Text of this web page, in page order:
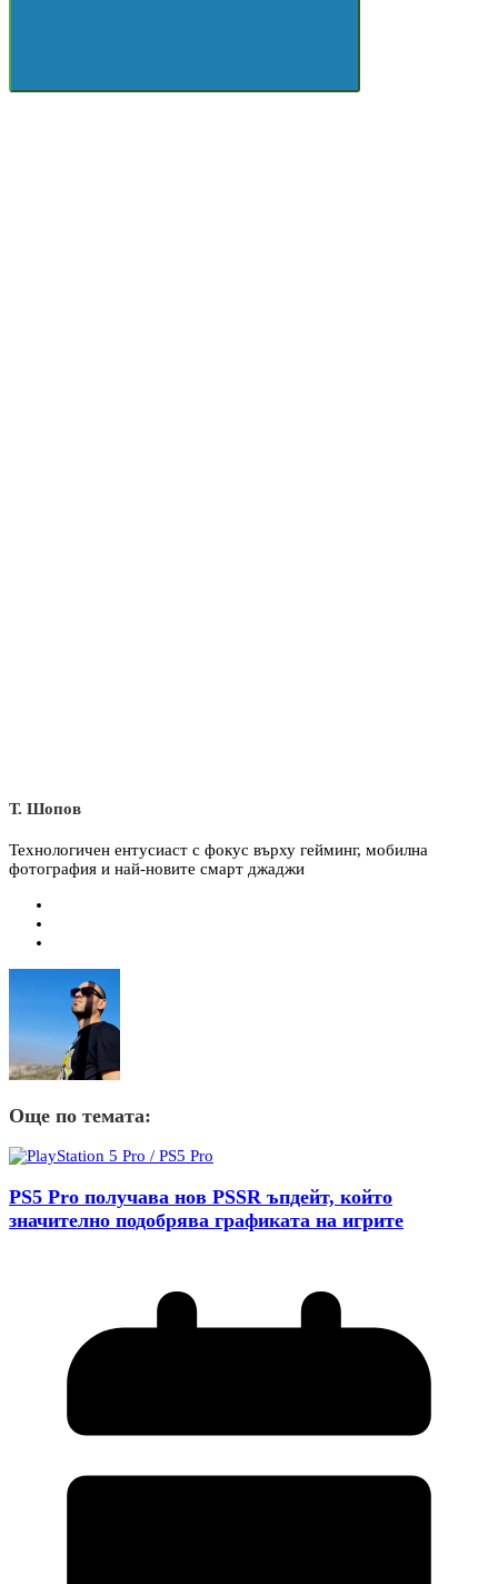
Т. Шопов
Технологичен ентусиаст с фокус върху гейминг, мобилна
фотография и най-новите смарт джаджи
Още по темата:
PS5 Pro получава нов PSSR ъпдейт, който
значително подобрява графиката на игрите